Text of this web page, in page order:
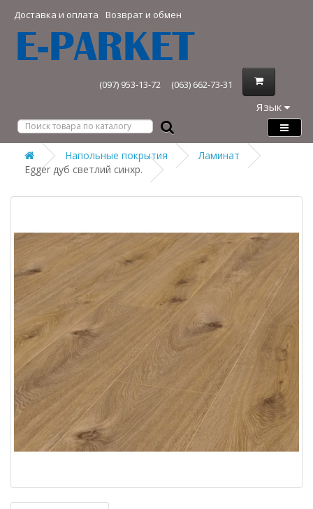
Доставка и оплата Возврат и обмен
(097) 953-13-72 (063) 662-73-31
Язык
Напольные покрытия
Ламинат
Egger дуб светлий синхр.